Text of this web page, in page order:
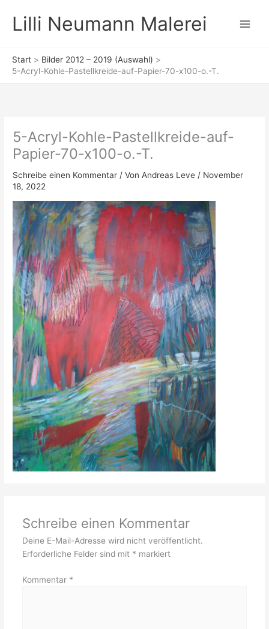
Inhalt
springen
Lilli Neumann Malerei
Start
Bilder 2012 – 2019 (Auswahl)
5-Acryl-Kohle-Pastellkreide-auf-Papier-70-x100-o.-T.
5-Acryl-Kohle-Pastellkreide-auf-
Papier-70-x100-o.-T.
Schreibe einen Kommentar / VonAndreas Leve / November
18, 2022
Schreibe einen Kommentar
Deine E-Mail-Adresse wird nicht veröffentlicht.
Erforderliche Felder sind mit * markiert
Kommentar *